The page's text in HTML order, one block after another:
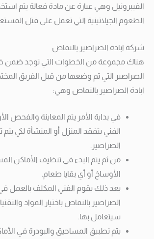
الفيبرونيل وهي عبارة عن مادة فعالة يتم
الطعوم الجيلاتينية التي تعمل على قتل
شركة ابادة الصراصير بالنماص
هناك مجموعة من الخطوات التي توجد ضمن
الصراصير التي تم وضعها من قبل الفريق
ابادة الصراصير بالنماص وهي:
في بداية الأمر يتم المعاينة والفحص
الفني بتفقد المنزل أو المنشأة لكي
الصراصير.
من ثم يتم البدء في تنظيف الأماكن
الأوساخ أو أي بقايا طعام.
بعد ذلك يقوم الفني المكلف بالعمل
الصراصير بالنماص باختيار المواد
سيتعامل بها.
يتم تطبيق المساحيق والبودرة في